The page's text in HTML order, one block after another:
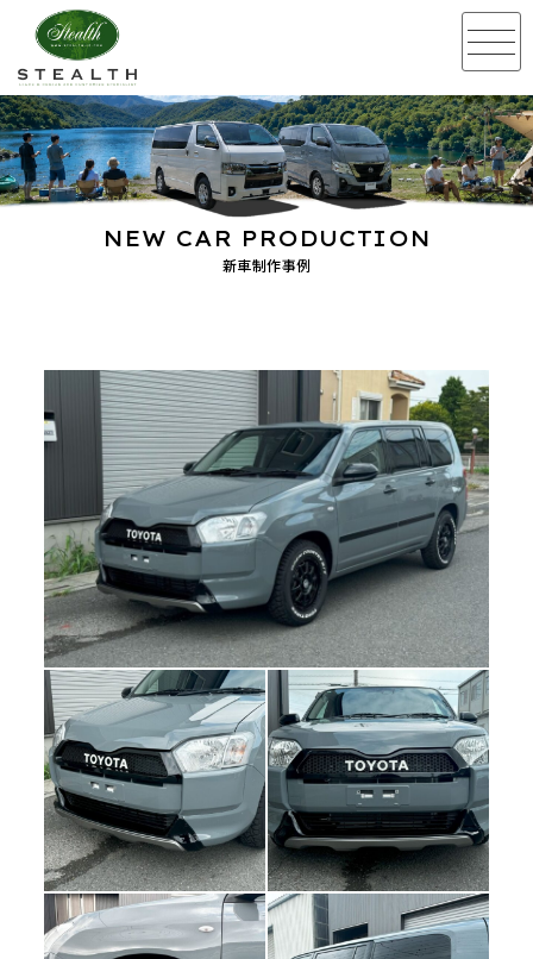
新車制作事例
NEW CAR PRODUCTION